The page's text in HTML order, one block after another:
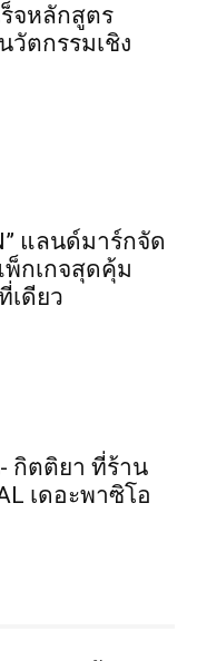
จหลักสูตร
วัตกรรมเชิง
แลนด์มาร์กจัด
กเกจสุดคุ้ม
เดียว
- กิตติยา ที่ร้าน
เดอะพาซิโอ